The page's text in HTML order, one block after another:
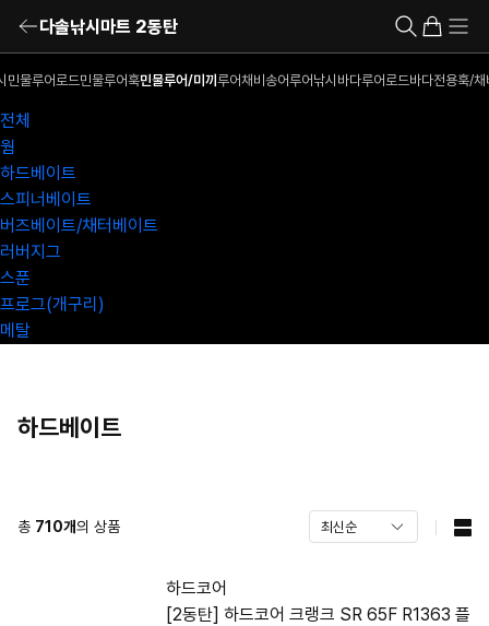
다솔낚시마트 2동탄
민물루어로드민물루어훅민물루어/미끼 루어채비 송어루어낚시 바다루어로드바다전용훅/채
전체
웜
하드베이트
스피너베이트
버즈베이트/채터베이트
러버지그
스푼
프로그(개구리)
메탈
하드베이트
총 710개의 상품
하드코어
[2동탄] 하드코어 크랭크 SR 65F R1363 플